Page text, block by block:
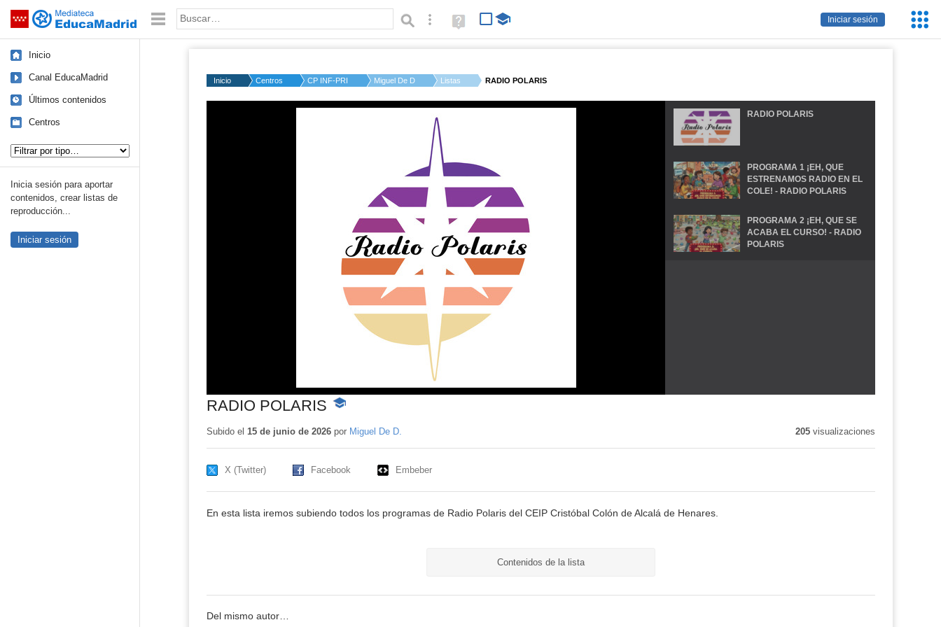
Saltar navegación
Iniciar sesión
Palabra o frase: Búsqueda avanzada
Ayuda
(en
Inicio
Canal EducaMadrid
Últimos contenidos
Centros
Inicia sesión para aportar
contenidos, crear listas de
reproducción...
Iniciar sesión
Inicio Centros CP INF-PRI CRISTOBAL...
Miguel De D. Listas RADIO POLARIS
RADIO POLARIS
PROGRAMA 1 ¡EH, QUE
ESTRENAMOS RADIO EN EL
COLE! - RADIO POLARIS
PROGRAMA 2 ¡EH, QUE SE
ACABA EL CURSO! - RADIO
POLARIS
RADIO POLARIS
-
educativo
Subido el 15 de junio de 2026por Miguel De D. 205visualizaciones
X (Twitter) Facebook Embeber
En esta lista iremos subiendo todos los programas de Radio Polaris del CEIP Cristóbal Colón de Alcalá de Henares.
Contenidos de la lista
Del mismo autor…